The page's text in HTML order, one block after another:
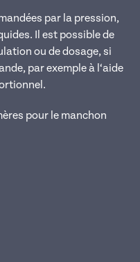
par la pression,
Il est possible de
ou de dosage, si
par exemple à l‘aide
pour le manchon
la suite